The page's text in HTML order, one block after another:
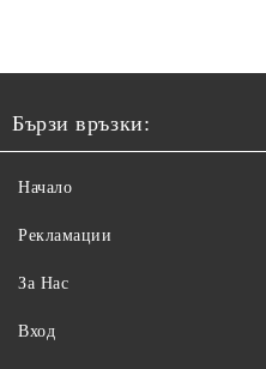
Бързи връзки:
Начало
Рекламации
За Нас
Вход